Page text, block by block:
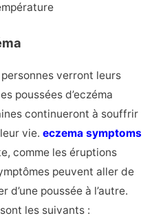
verront leurs
poussées d’eczéma
continueront à souffrir
vie. eczema symptoms
comme les éruptions
peuvent aller de
d’une poussée à l’autre.
les suivants :